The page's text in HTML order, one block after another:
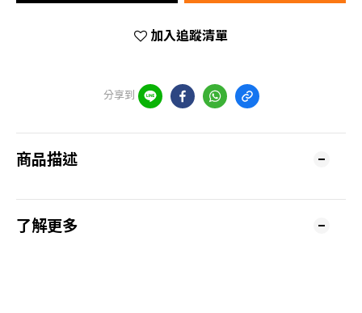
加入追蹤清單
分享到
商品描述
了解更多